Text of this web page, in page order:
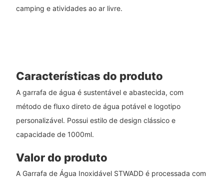
camping e atividades ao ar livre.
Características do produto
A garrafa de água é sustentável e abastecida, com
método de fluxo direto de água potável e logotipo
personalizável. Possui estilo de design clássico e
capacidade de 1000ml.
Valor do produto
A Garrafa de Água Inoxidável STWADD é processada com